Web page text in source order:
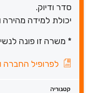
סדר ודיוק.
יכולת למידה מהירה
* משרה זו פונה
לפרופיל החברה
קטגוריה